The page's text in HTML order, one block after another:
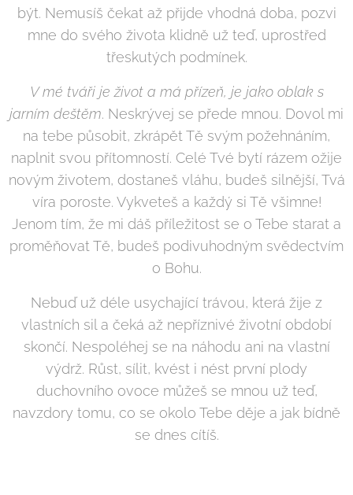
být. Nemusíš čekat až přijde vhodná doba, pozvi
mne do svého života klidně už teď, uprostřed
třeskutých podmínek.
V mé tváři je život a má přízeň, je jako oblak s
jarním deštěm. Neskrývej se přede mnou. Dovol mi
na tebe působit, zkrápět Tě svým požehnáním,
naplnit svou přítomností. Celé Tvé bytí rázem ožije
novým životem, dostaneš vláhu, budeš silnější, Tvá
víra poroste. Vykveteš a každý si Tě všimne!
Jenom tím, že mi dáš příležitost se o Tebe starat a
proměňovat Tě, budeš podivuhodným svědectvím
o Bohu.
Nebuď už déle usychající trávou, která žije z
vlastních sil a čeká až nepříznivé životní období
skončí. Nespoléhej se na náhodu ani na vlastní
výdrž. Růst, sílit, kvést i nést první plody
duchovního ovoce můžeš se mnou už teď,
navzdory tomu, co se okolo Tebe děje a jak bídně
se dnes cítíš.